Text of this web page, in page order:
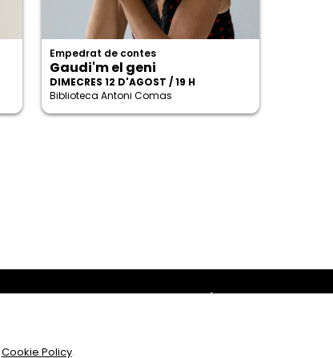
Empedrat de contes
Gaudi'm el geni
DIMECRES 12 D'AGOST / 19 H
Biblioteca Antoni Comas
Amb el suport
Cookie Policy.